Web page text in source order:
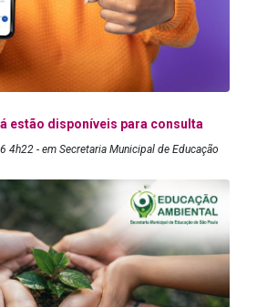
estão disponíveis para consulta
- em Secretaria Municipal de Educação